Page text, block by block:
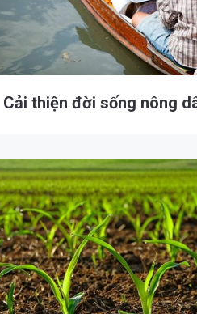
Cải thiện đời sống nông